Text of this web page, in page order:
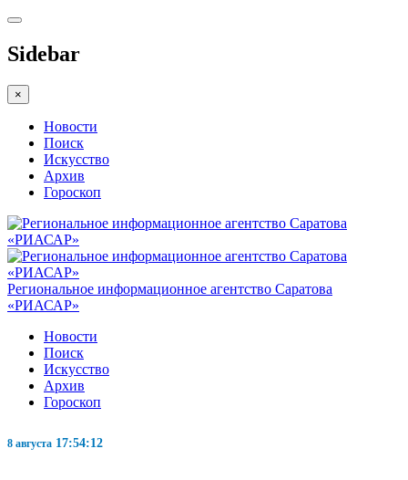
Sidebar
×
Новости
Поиск
Искусство
Архив
Гороскоп
Региональное информационное агентство Саратова
«РИАСАР»
Новости
Поиск
Искусство
Архив
Гороскоп
8 августа 17:54:13